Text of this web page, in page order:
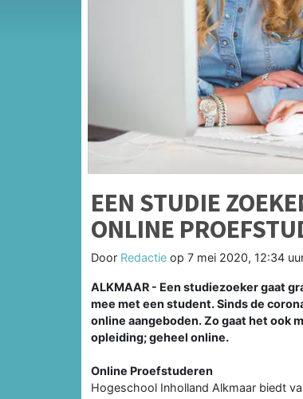
EEN STUDIE
ONLINE
Door Redactie op 7 mei 2020, 12:34
ALKMAAR - Een studiezoeker gaat
mee met een student. Sinds de
online aangeboden. Zo gaat het ook
opleiding; geheel online.
Online Proefstuderen
Hogeschool Inholland Alkmaar biedt